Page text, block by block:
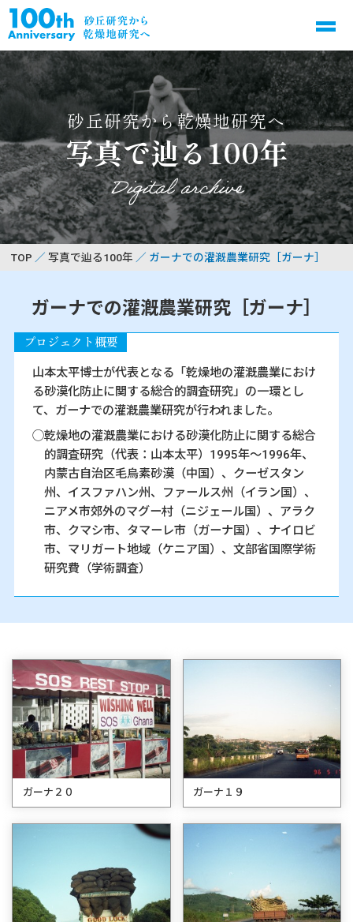
砂丘研究から乾燥地研究へ
写真で辿る100年
Digital archive
TOP 写真で辿る100年 ガーナでの灌漑農業研究［ガーナ］
ガーナでの灌漑農業研究［ガーナ］
山本太平博士が代表となる「乾燥地の灌漑農業におけ
る砂漠化防止に関する総合的調査研究」の一環とし
て、ガーナでの灌漑農業研究が行われました。
乾燥地の灌漑農業における砂漠化防止に関する総合
的調査研究（代表：山本太平）1995年～1996年、
内蒙古自治区毛烏素砂漠（中国）、クーゼスタン
州、イスファハン州、ファールス州（イラン国）、
ニアメ市郊外のマグー村（ニジェール国）、アラク
市、クマシ市、タマーレ市（ガーナ国）、ナイロビ
市、マリガート地域（ケニア国）、文部省国際学術
研究費（学術調査）
ガーナ２０ ガーナ１９